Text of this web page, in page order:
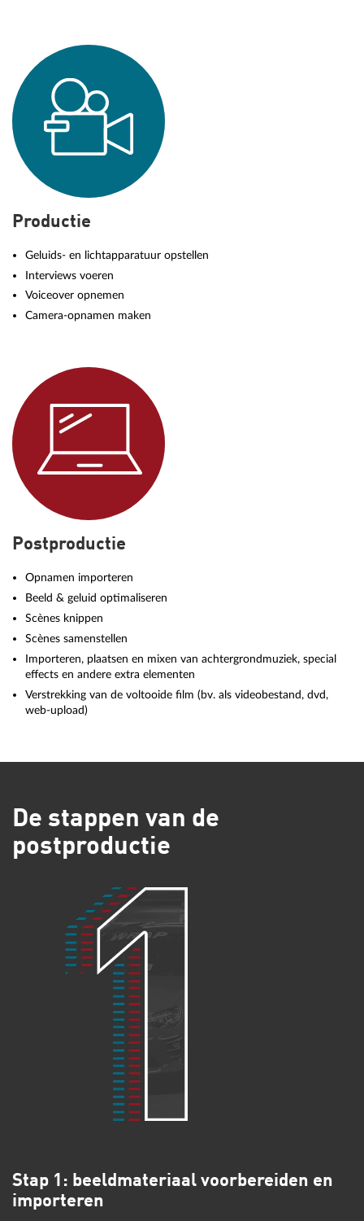
Productie
Geluids- en lichtapparatuur opstellen
Interviews voeren
Voiceover opnemen
Camera-opnamen maken
Postproductie
Opnamen importeren
Beeld & geluid optimaliseren
Scènes knippen
Scènes samenstellen
Importeren, plaatsen en mixen van achtergrondmuziek, special
effects en andere extra elementen
Verstrekking van de voltooide film (bv. als videobestand, dvd,
web-upload)
De stappen van de
postproductie
Stap 1: beeldmateriaal voorbereiden en
importeren